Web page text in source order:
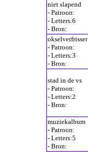
niet slapend
- Patroon:
- Letters:6
- Bron:
okselverfrisser
- Patroon:
- Letters:3
- Bron:
stad in de vs
- Patroon:
- Letters:2
- Bron:
muziekalbum
- Patroon:
- Letters:5
- Bron: